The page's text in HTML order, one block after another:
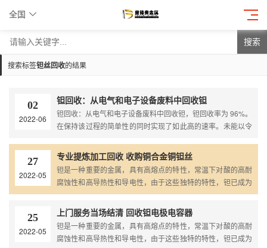
全国
搜索
搜索标签钽丝回收的结果
02
2022-06
钽回收：从电气和电子设备废料中回收钽
钽回收：从电气和电子设备废料中回收钽，钽回收率为 96%。
在保持该过程的简单性的同时实现了如此高的速率。未能以令
性，例如在各种新鲜溶液中多次浸出。在工艺的每个阶段，材
料中都残留有一...
27
2022-05
专业提炼加工回收 收购铜合金铜钽丝
钽是一种重要的金属，具有高熔点的特性，常温下对酸的高耐
腐蚀性和高导热性和导电性，由于这些独特的特性，钽已成为
当前工业中不可或缺的一部分，钽用作钽溅射靶材、钽合金 、
钽锭、钽材等，由于近年来钽废料急剧增加，如您有含钽废料
需处理，可随时联系我们...
25
2022-05
上门服务当场结清 回收钽电极电容器
钽是一种重要的金属，具有高熔点的特性，常温下对酸的高耐
腐蚀性和高导热性和导电性，由于这些独特的特性，钽已成为